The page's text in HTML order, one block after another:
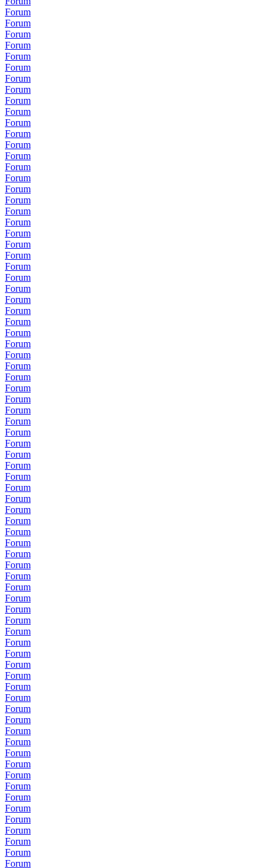
Forum
Forum
Forum
Forum
Forum
Forum
Forum
Forum
Forum
Forum
Forum
Forum
Forum
Forum
Forum
Forum
Forum
Forum
Forum
Forum
Forum
Forum
Forum
Forum
Forum
Forum
Forum
Forum
Forum
Forum
Forum
Forum
Forum
Forum
Forum
Forum
Forum
Forum
Forum
Forum
Forum
Forum
Forum
Forum
Forum
Forum
Forum
Forum
Forum
Forum
Forum
Forum
Forum
Forum
Forum
Forum
Forum
Forum
Forum
Forum
Forum
Forum
Forum
Forum
Forum
Forum
Forum
Forum
Forum
Forum
Forum
Forum
Forum
Forum
Forum
Forum
Forum
Forum